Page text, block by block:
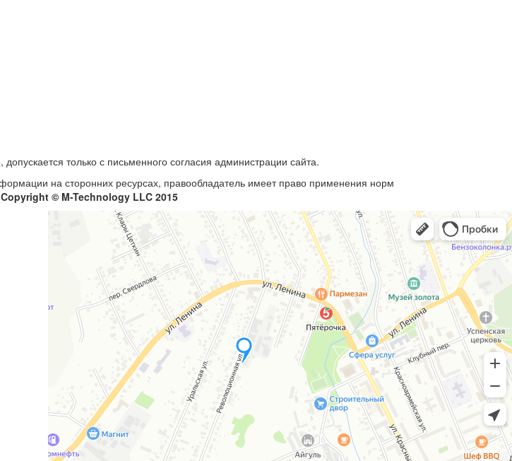
только с письменного согласия администрации сайта.
на сторонних ресурсах, правообладатель имеет право применения норм
Copyright © M-Technology LLC 2015